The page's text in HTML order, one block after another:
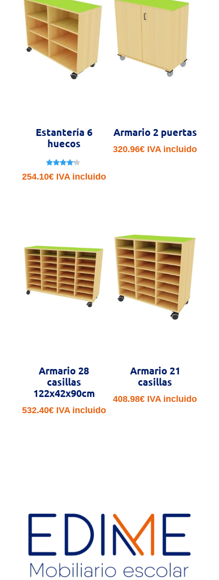
Estantería 6
huecos
con
254.10€ IVA incluido
Armario 2 puertas
320.96€ IVA incluido
Armario 28
casillas
122x42x90cm
532.40€ IVA incluido
Armario 21
casillas
408.98€ IVA incluido